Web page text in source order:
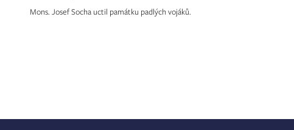
Mons. Josef Socha uctil památku padlých vojáků.